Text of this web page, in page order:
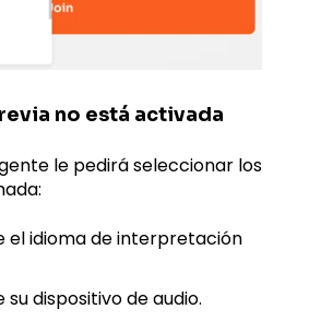
no está activada
le pedirá seleccionar los
el idioma de interpretación
su dispositivo de audio.